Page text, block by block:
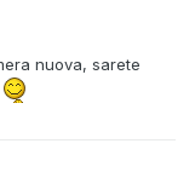
nuova, sarete